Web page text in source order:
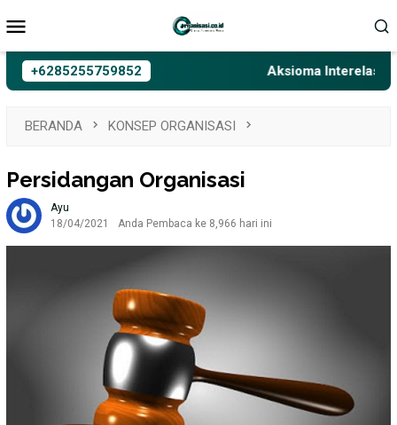
ke
Mobile
+6285255759852 Aksioma Interelasi,
BERANDA KONSEP ORGANISASI
Persidangan Organisasi
Ayu
18/04/2021
Anda Pembaca ke 8,966 hari ini